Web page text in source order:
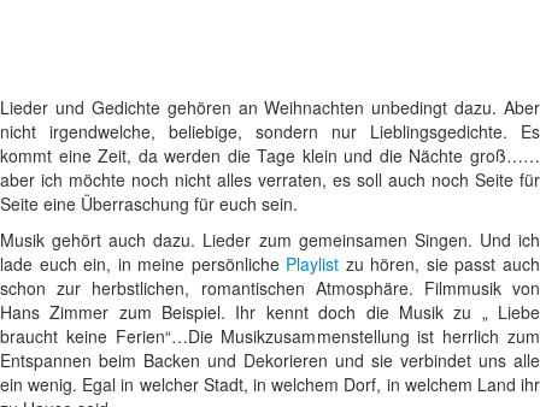
Lieder und Gedichte gehören an Weihnachten unbedingt dazu. Aber
nicht irgendwelche, beliebige, sondern nur Lieblingsgedichte. Es
kommt eine Zeit, da werden die Tage klein und die Nächte groß……
aber ich möchte noch nicht alles verraten, es soll auch noch Seite für
Seite eine Überraschung für euch sein.
Musik gehört auch dazu. Lieder zum gemeinsamen Singen. Und ich
lade euch ein, in meine persönliche Playlist zu hören, sie passt auch
schon zur herbstlichen, romantischen Atmosphäre. Filmmusik von
Hans Zimmer zum Beispiel. Ihr kennt doch die Musik zu „ Liebe
braucht keine Ferien“…Die Musikzusammenstellung ist herrlich zum
Entspannen beim Backen und Dekorieren und sie verbindet uns alle
ein wenig. Egal in welcher Stadt, in welchem Dorf, in welchem Land ihr